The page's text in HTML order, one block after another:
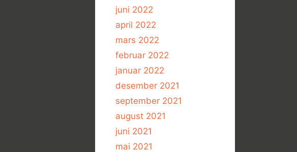
juni 2022
april 2022
mars 2022
februar 2022
januar 2022
desember 2021
september 2021
august 2021
juni 2021
mai 2021